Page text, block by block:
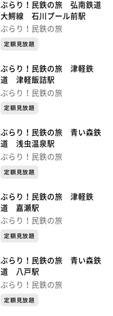
ぶらり！民鉄の旅 弘南鉄道
大鰐線 石川プール前駅
ぶらり！民鉄の旅
定額見放題
ぶらり！民鉄の旅 津軽鉄
道 津軽飯詰駅
ぶらり！民鉄の旅
定額見放題
ぶらり！民鉄の旅 青い森鉄
道 浅虫温泉駅
ぶらり！民鉄の旅
定額見放題
ぶらり！民鉄の旅 津軽鉄
道 嘉瀬駅
ぶらり！民鉄の旅
定額見放題
ぶらり！民鉄の旅 青い森鉄
道 八戸駅
ぶらり！民鉄の旅
定額見放題